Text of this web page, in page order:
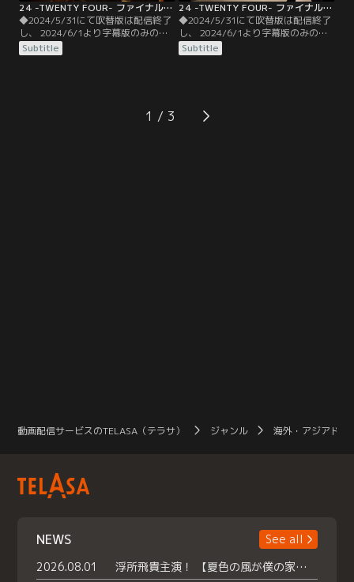
24 -TWENTY FOUR- ファイナル・シーズン 第09話／字幕
◆2024/5/31にて吹替版は配信終了
し、 2024/6/1より字幕版のみの配
信となります。予めご了承くださ
い。◆字幕／第09話 12：00
は、ルネに全責任を押しつけるよう
命令。一方CTUに追われている事を
Subtitle
24 -TWENTY FOUR- ファイナル・シーズン 第10話／字幕
◆2024/5/31にて吹替版は配信終了
し、 2024/6/1より字幕版のみの配
信となります。予めご了承くださ
い。◆字幕／第10話 1：00 A.M.-2：
ファラドは死亡してしまう。
Subtitle
1
動画配信サービスのTELASA（テラサ） ジャンル 海外・アジアドラ
NEWS
See all
2026.08.01
浮所飛貴主演！ 【夏色の風が僕の家にやってきた】 本日よりテラサで独占配信スタート！